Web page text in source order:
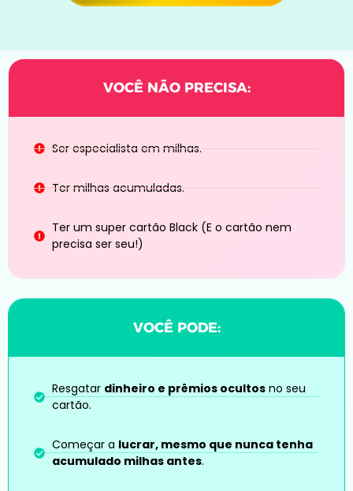
Ser especialista em milhas.
Ter milhas acumuladas.
Ter um super cartão Black (E o cartão nem
precisa ser seu!)
Resgatar dinheiro e prêmios ocultosno seu
cartão.
Começar a lucrar, mesmo que nunca tenha
acumulado milhas antes.